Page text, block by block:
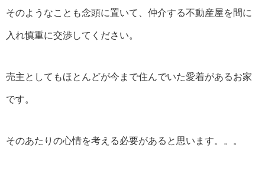
そのようなことも念頭に置いて、仲介する不動産屋を間に
入れ慎重に交渉してください。
売主としてもほとんどが今まで住んでいた愛着があるお家
です。
そのあたりの心情を考える必要があると思います。。。